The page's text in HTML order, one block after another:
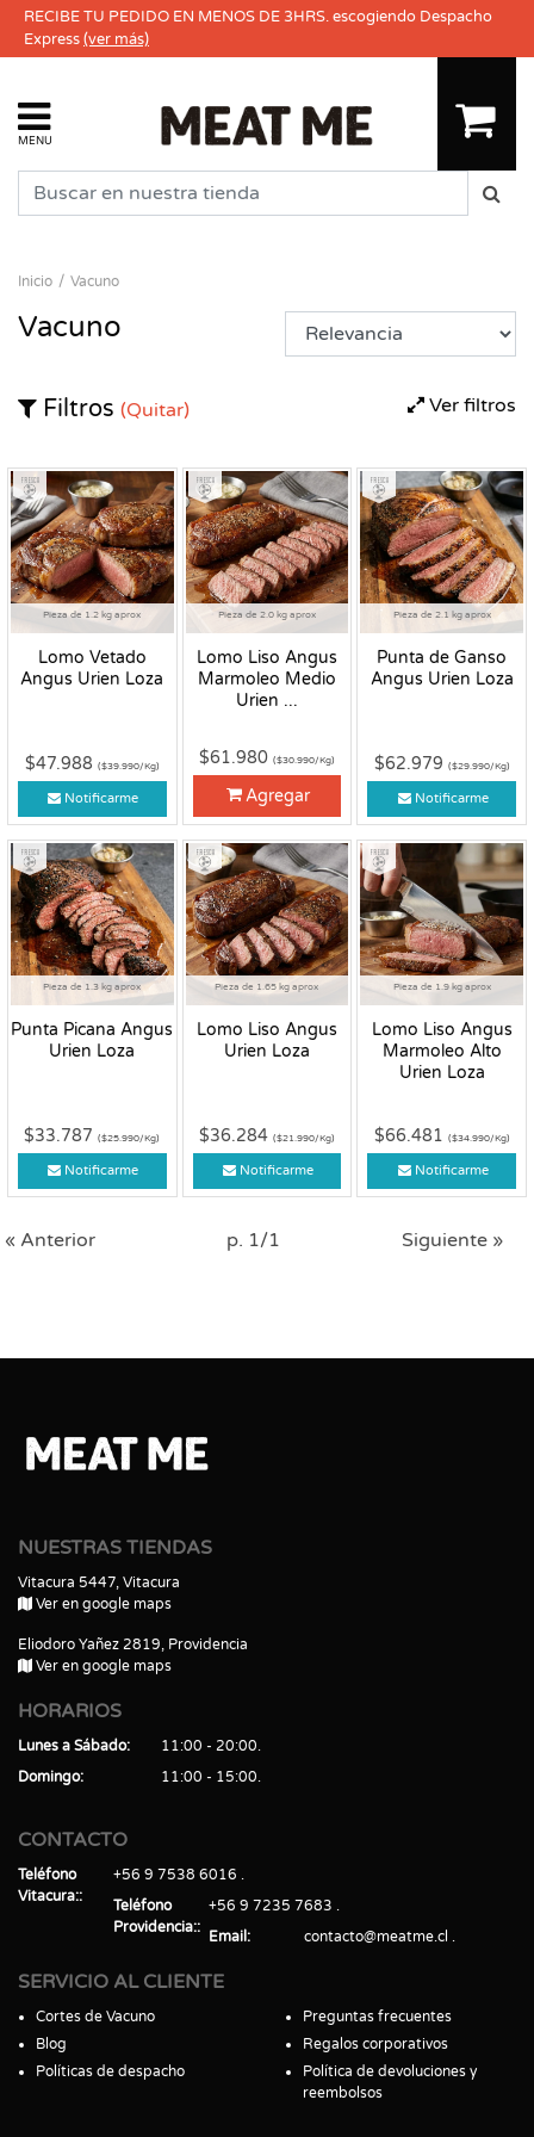
RECIBE TU PEDIDO EN MENOS DE 3HRS. escogiendo Despacho
Express(ver más)
MENU
Inicio Vacuno
Vacuno
Ver filtros
Filtros (Quitar)
Pieza de 1.2 kg aprox
Lomo Vetado
Angus Urien Loza
Fresco
$47.988 ($39.990/Kg)
Notificarme
Pieza de 2.0 kg aprox
Lomo Liso Angus
Marmoleo Medio
Urien ...
Fresco
$61.980 ($30.990/Kg)
Agregar
Pieza de 2.1 kg aprox
Punta de Ganso
Angus Urien Loza
Fresco
$62.979 ($29.990/Kg)
Notificarme
Pieza de 1.3 kg aprox
Punta Picana Angus
Urien Loza
Fresco
$33.787($25.990/Kg)
Notificarme
Pieza de 1.65 kg aprox
Lomo Liso Angus
Urien Loza
Fresco
$36.284 ($21.990/Kg)
Notificarme
Pieza de 1.9 kg aprox
Lomo Liso Angus
Marmoleo Alto
Urien Loza
Fresco
$66.481 ($34.990/Kg)
Notificarme
« Anterior p. 1/1 Siguiente »
NUESTRAS TIENDAS
Vitacura 5447, Vitacura
Ver en google maps
Eliodoro Yañez 2819, Providencia
Ver en google maps
HORARIOS
Lunes a Sábado
11:00 - 20:00
Domingo
11:00 - 15:00
CONTACTO
Teléfono
Vitacura:
+56 9 7538 6016
Teléfono
Providencia:
+56 9 7235 7683
Email
contacto@meatme.cl
SERVICIO AL CLIENTE
Cortes de Vacuno
Blog
Políticas de despacho
Preguntas frecuentes
Regalos corporativos
Política de devoluciones y
reembolsos